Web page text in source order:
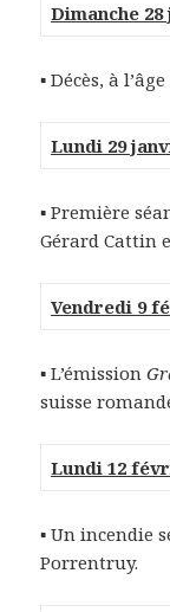
Dimanche
▪ Décès, à
Lundi 29
▪ Première
Gérard Cattin
Vendredi 9
▪ L’émission
suisse
Lundi 12
▪ Un incendie
Porrentruy.